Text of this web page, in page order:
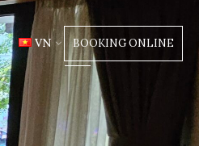
VN BOOKING ONLINE